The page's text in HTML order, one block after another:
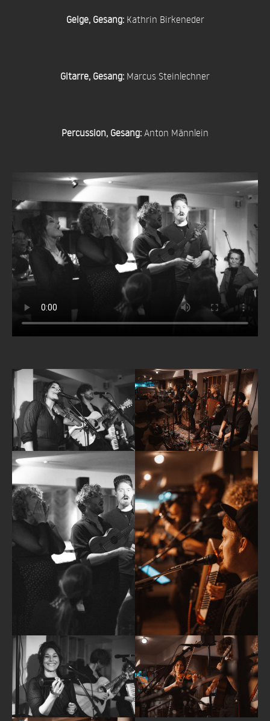
Geige, Gesang: Kathrin Birkeneder
Gitarre, Gesang: Marcus Steinlechner
Percussion, Gesang: Anton Männlein